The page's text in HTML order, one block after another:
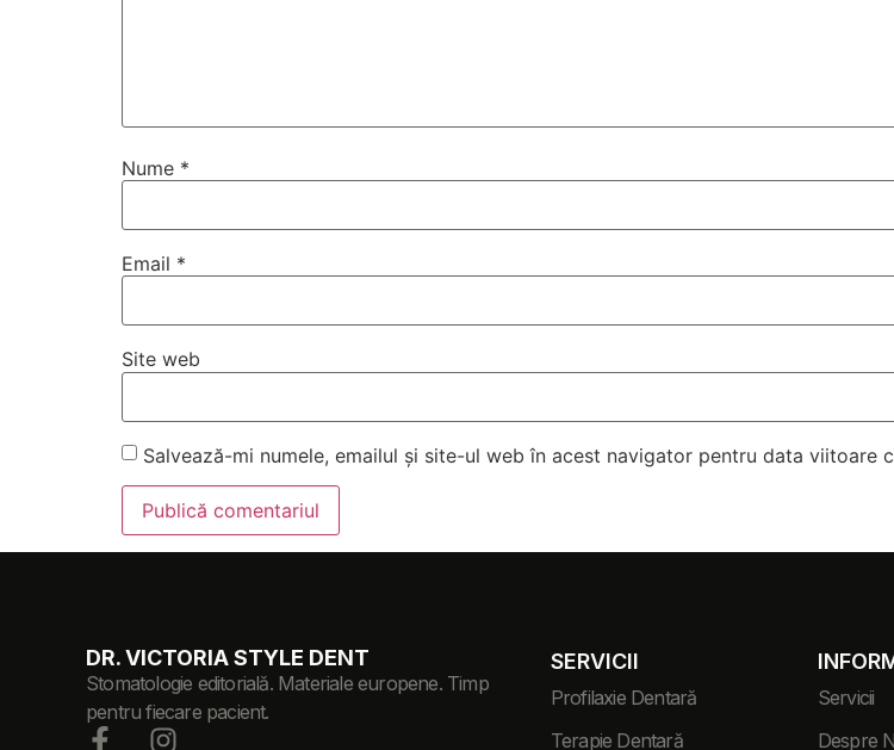
Nume *
Email *
Site web
Salvează-mi numele, emailul și site-ul web în acest navigator pentru data viitoare
DR. VICTORIA STYLE DENT
Stomatologie editorială. Materiale europene. Timp
pentru fiecare pacient.
SERVICII
Profilaxie Dentară
Terapie Dentară
Servicii
Despre